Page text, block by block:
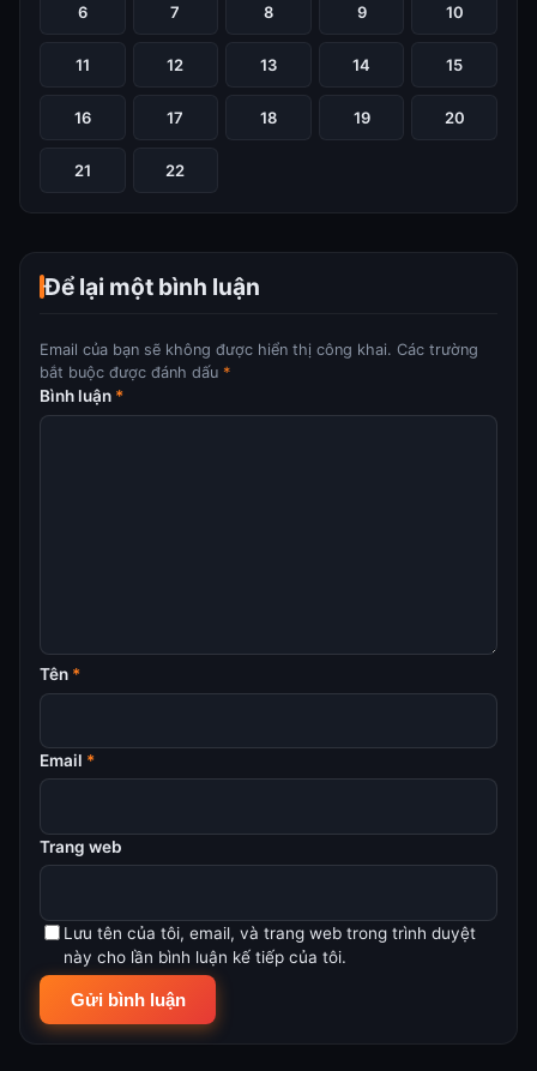
6 7 8 9 10
11 12 13 14 15
16 17 18 19 20
21 22
Để lại một bình luận
Email của bạn sẽ không được hiển thị công khai. Các trường
bắt buộc được đánh dấu *
Bình luận *
Tên *
Email *
Trang web
Lưu tên của tôi, email, và trang web trong trình duyệt
này cho lần bình luận kế tiếp của tôi.